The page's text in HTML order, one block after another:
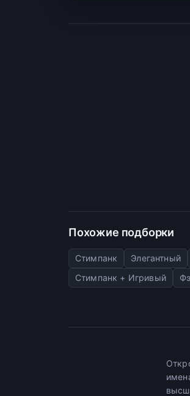
Похожие подборки
Стимпанк Элегантный
Стимпанк + Игривый